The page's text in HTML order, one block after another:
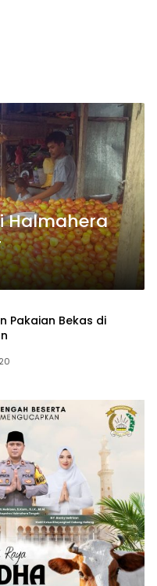
Halmahera
Pakaian Bekas di